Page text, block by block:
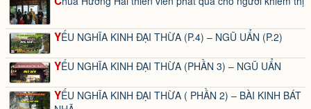
YẾU NGHĨA KINH ĐẠI THỪA (P.4) – NGŨ UẨN (P.2)
YẾU NGHĨA KINH ĐẠI THỪA (PHẦN 3) – NGŨ UẨN
YẾU NGHĨA KINH ĐẠI THỪA ( PHẦN 2) – BÀI KINH BÁT